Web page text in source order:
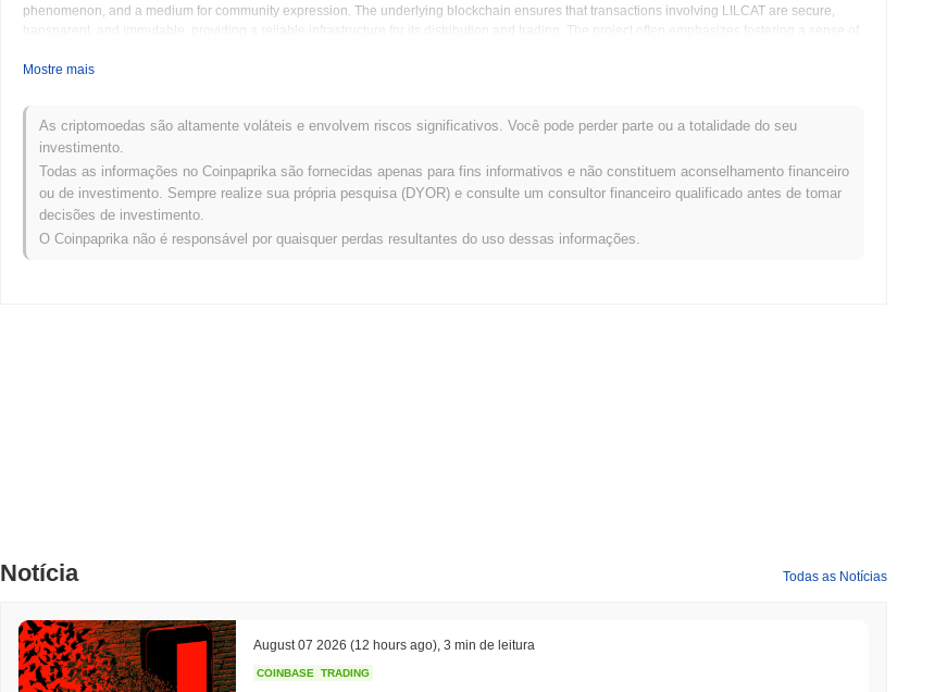
phenomenon, and a medium for community expression. The underlying blockchain ensures that transactions involving LILCAT are secure,
transparent, and immutable, providing a reliable infrastructure for its distribution and trading. The project often emphasizes fostering a sense of
meme coin sector continues to mature, tokens like LILCAT demonstrate the power of narrative and community in shaping the future of digital
innovative and incredibly fun. The trajectory of LILCAT will largely depend on its ability to maintain community interest, adapt to market trends,
and potentially explore new avenues for engagement or limited utility that align with its core branding.
lilcat (LILCAT) FAQ – Métricas Principais e Insights do Mercado
Onde posso comprar lilcat (LILCAT)?
lilcat (LILCAT) está amplamente disponível em exchanges de criptomoedas centralized and decentralized.
atraso temporário na ação de preço de LILCAT em relação ao momentum do mercado mais amplo.
Mostre mais
As criptomoedas são altamente voláteis e envolvem riscos significativos. Você pode perder parte ou a totalidade do seu
investimento.
Todas as informações no Coinpaprika são fornecidas apenas para fins informativos e não constituem aconselhamento financeiro
ou de investimento. Sempre realize sua própria pesquisa (DYOR) e consulte um consultor financeiro qualificado antes de tomar
decisões de investimento.
O Coinpaprika não é responsável por quaisquer perdas resultantes do uso dessas informações.
Notícia Todas as Notícias
August 07 2026 (12 hours ago) 3 min de leitura
COINBASE TRADING